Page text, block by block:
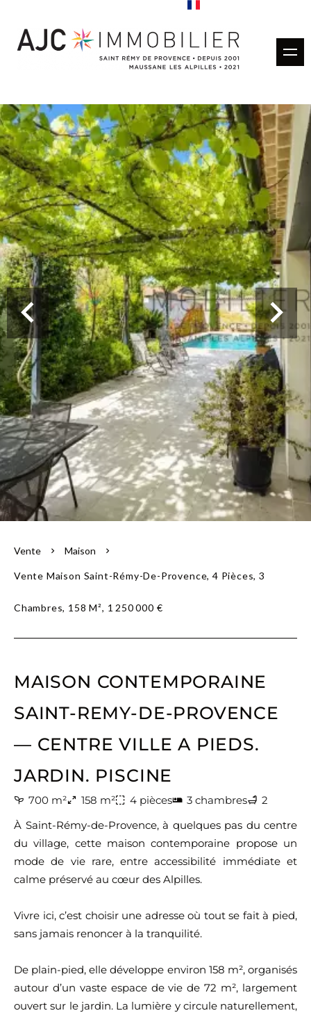
Louer
Gestion locative
Estimation
Vendus
Nos agences
L'équipe
Vente Maison
Vente Maison Saint-Rémy-De-Provence, 4 Pièces, 3
Chambres, 158 M², 1 250 000 €
MAISON CONTEMPORAINE
SAINT-REMY-DE-PROVENCE
— CENTRE VILLE A PIEDS.
JARDIN. PISCINE
700 m² 158 m² 4 pièces 3 chambres
2
À Saint-Rémy-de-Provence, à quelques pas du centre
du village, cette maison contemporaine propose un
mode de vie rare, entre accessibilité immédiate et
calme préservé au cœur des Alpilles.
Vivre ici, c’est choisir une adresse où tout se fait à pied,
sans jamais renoncer à la tranquilité.
De plain-pied, elle développe environ 158 m², organisés
autour d’un vaste espace de vie de 72 m², largement
ouvert sur le jardin. La lumière y circule naturellement,